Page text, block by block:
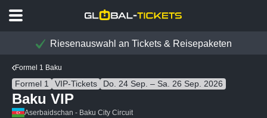
Riesenauswahl an Tickets & Reisepaketen
Formel 1 Baku
Formel 1 VIP-Tickets Do. 24 Sep. – Sa. 26 Sep. 2026
Baku VIP
Aserbaidschan - Baku City Circuit